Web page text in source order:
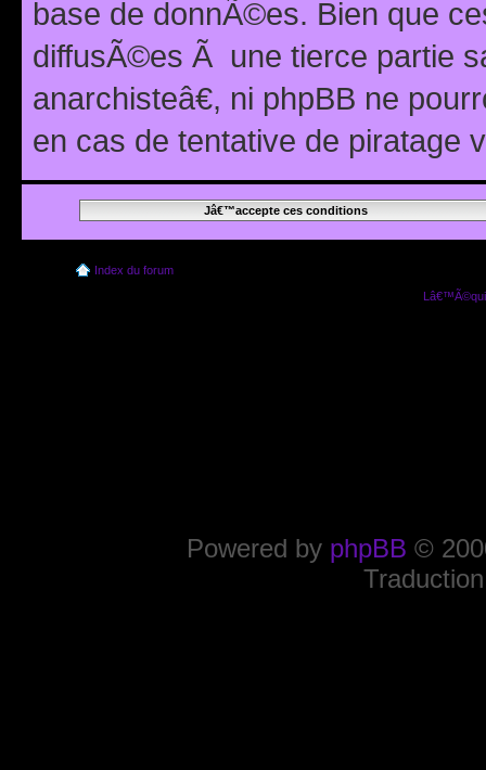
base de donnÃ©es. Bien que
diffusÃ©es Ã une tierce partie
anarchisteâ€, ni phpBB ne
en cas de tentative de piratage
Index du forum
Powered by phpBB ©